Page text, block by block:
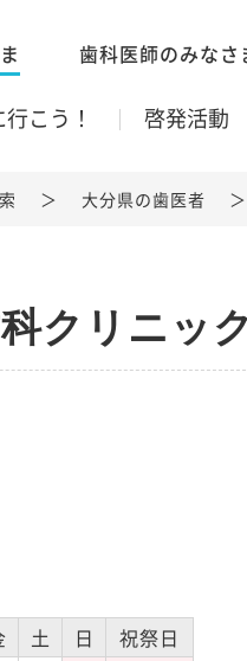
歯科医師のみなさ
こう！ 啓発活動
大分県の歯医者
クリニック
土 日
祝祭日